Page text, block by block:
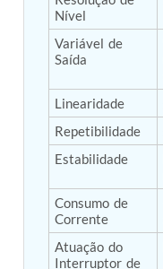
Post (BCP)
Universal Self-
(U-SGNSC)
General Purpose
Mobile Aviation
Water-Cooled
Aerospace
Modification of
Motor Track
Fuel (ATF) Pump
Stand
Oxygen
Hydraulic Filter
Chemical
Burst Chamber
Nível
Variável de
Saída
Linearidade
Repetibilidade
Estabilidade
Consumo de
Corrente
Atuação do
Interruptor de